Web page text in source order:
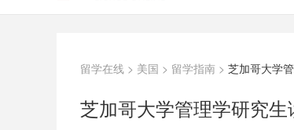
留学在线 > 美国 > 留学指南 > 芝加哥大学
芝加哥大学管理学研究生